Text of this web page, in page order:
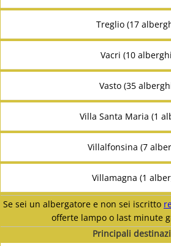
Treglio (17
Vacri (10
Vasto (35
Villa Santa Maria (1
Villalfonsina (7
Villamagna (1
Se sei un albergatore e non sei iscritto
offerte lampo o last minute
Principali